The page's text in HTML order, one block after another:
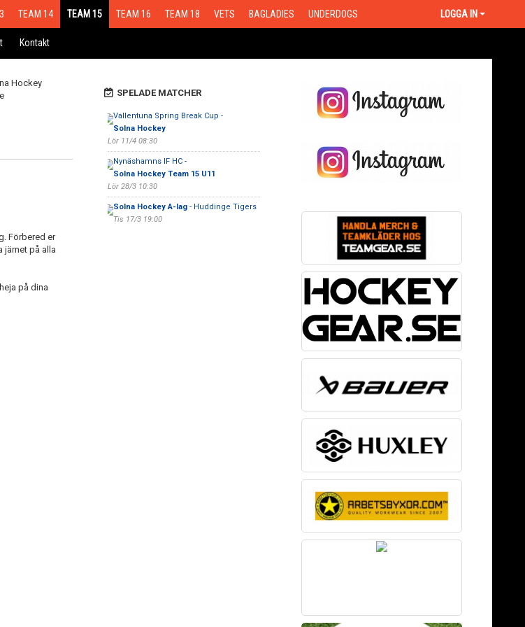
TEAM 14 TEAM 15 TEAM 16 TEAM 18 VETS BAGLADIES UNDERDOGS LOGGA IN
Kontakt
Förbered er
järnet på alla
på dina
SPELADE MATCHER
Vallentuna Spring Break Cup -
Solna Hockey
Lör 11/4 08:30
Nynäshamns IF HC -
Solna Hockey Team 15 U11
Lör 28/3 10:30
Solna Hockey A-lag- Huddinge Tigers
Tis 17/3 19:00